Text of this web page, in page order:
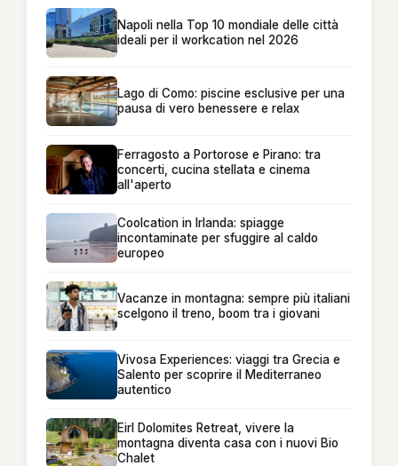
Napoli nella Top 10 mondiale delle città
ideali per il workcation nel 2026
Lago di Como: piscine esclusive per una
pausa di vero benessere e relax
Ferragosto a Portorose e Pirano: tra
concerti, cucina stellata e cinema
all'aperto
Coolcation in Irlanda: spiagge
incontaminate per sfuggire al caldo
europeo
Vacanze in montagna: sempre più italiani
scelgono il treno, boom tra i giovani
Vivosa Experiences: viaggi tra Grecia e
Salento per scoprire il Mediterraneo
autentico
Eirl Dolomites Retreat, vivere la
montagna diventa casa con i nuovi Bio
Chalet